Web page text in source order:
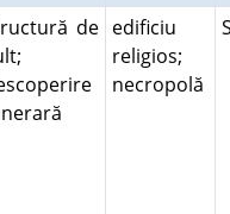
de edificiu
religios;
necropolă